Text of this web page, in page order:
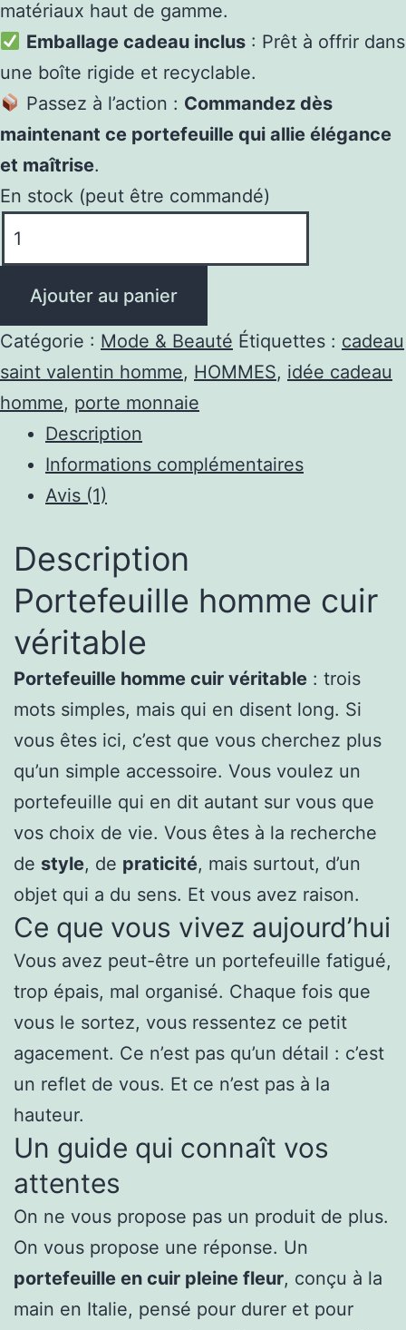
matériaux haut de gamme.
Emballage cadeau inclus: Prêt à offrir dans
une boîte rigide et recyclable.
Passez à l’action : Commandez dès
maintenant ce portefeuille qui allie élégance
et maîtrise.
En stock (peut être commandé)
de
Homme
Cuir
Élégance
Fonctionnalité
Quotidien
Ajouter au panier
Catégorie : Mode & Beauté Étiquettes : cadeau
saint valentin homme, HOMMES, idée cadeau
homme, porte monnaie
Description
Informations complémentaires
Avis (1)
Description
Portefeuille homme cuir
véritable
Portefeuille homme cuir véritable : trois
mots simples, mais qui en disent long. Si
vous êtes ici, c’est que vous cherchez plus
qu’un simple accessoire. Vous voulez un
portefeuille qui en dit autant sur vous que
vos choix de vie. Vous êtes à la recherche
de style, de praticité, mais surtout, d’un
objet qui a du sens. Et vous avez raison.
Ce que vous vivez aujourd’hui
Vous avez peut-être un portefeuille fatigué,
trop épais, mal organisé. Chaque fois que
vous le sortez, vous ressentez ce petit
agacement. Ce n’est pas qu’un détail : c’est
un reflet de vous. Et ce n’est pas à la
hauteur.
Un guide qui connaît vos
attentes
On ne vous propose pas un produit de plus.
On vous propose une réponse. Un
portefeuille en cuir pleine fleur, conçu à la
main en Italie, pensé pour durer et pour